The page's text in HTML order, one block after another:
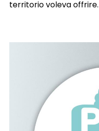
territorio voleva offrire.